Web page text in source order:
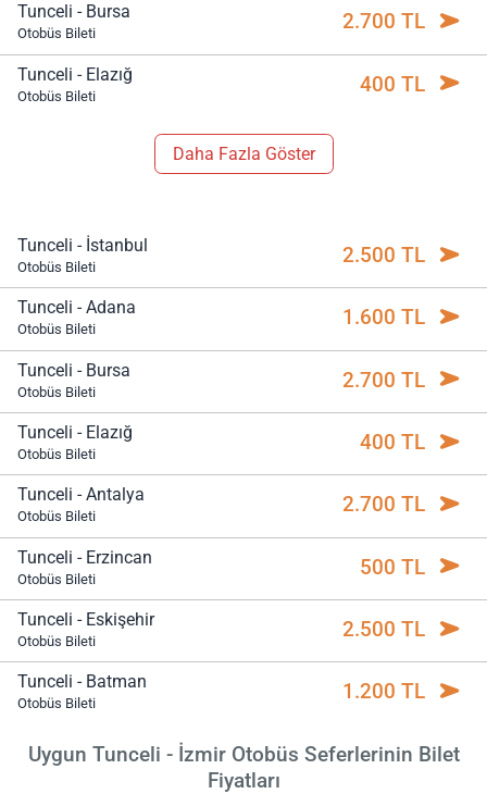
Tunceli - Bursa
Otobüs Bileti 2.700 TL
Tunceli - Elazığ
Otobüs Bileti 400 TL
Daha Fazla Göster
Tunceli - İstanbul
Otobüs Bileti 2.500 TL
Tunceli - Adana
Otobüs Bileti 1.600 TL
Tunceli - Bursa
Otobüs Bileti 2.700 TL
Tunceli - Elazığ
Otobüs Bileti 400 TL
Tunceli - Antalya
Otobüs Bileti 2.700 TL
Tunceli - Erzincan
Otobüs Bileti 500 TL
Tunceli - Eskişehir
Otobüs Bileti 2.500 TL
Tunceli - Batman
Otobüs Bileti 1.200 TL
Uygun Tunceli - İzmir Otobüs Seferlerinin Bilet
Fiyatları